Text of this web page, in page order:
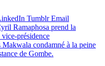
Tumblr Email
Ramaphosa prend la
présidence
condamné à la peine
de Gombe.